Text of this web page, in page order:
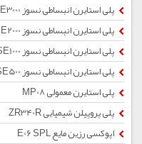
پلی استایرن انبساطی نسوز SE3000
پلی استایرن انبساطی نسوز SE2000
پلی استایرن انبساطی نسوز SE1000
پلی استایرن انبساطی نسوز SE500
پلی استایرن معمولی MP08
پلی پروپیلن شیمیایی ZR340R
اپوکسی رزین مایع E06 SPL